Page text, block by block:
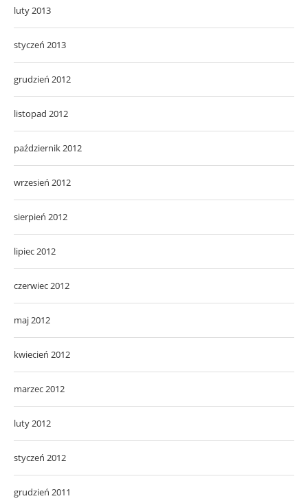
luty 2013
styczeń 2013
grudzień 2012
listopad 2012
październik 2012
wrzesień 2012
sierpień 2012
lipiec 2012
czerwiec 2012
maj 2012
kwiecień 2012
marzec 2012
luty 2012
styczeń 2012
grudzień 2011